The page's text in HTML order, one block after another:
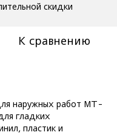
скидки
К сравнению
наружных работ MT-
гладких
пластик и